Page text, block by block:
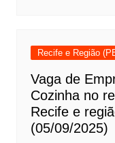
Recife e Região
Vaga de
Cozinha no
Recife e
(05/09/2025)